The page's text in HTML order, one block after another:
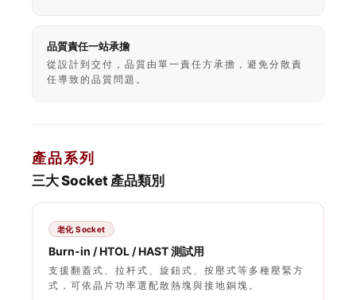
品質責任一站承擔
從設計到交付，品質由單一責任方承擔，避免分散責
任導致的品質問題。
產品系列
三大 Socket 產品類別
老化 Socket
Burn-in / HTOL / HAST 測試用
支援翻蓋式、拉杆式、旋鈕式、按壓式等多種壓緊方
式，可依晶片功率選配散熱塊與接地銅塊。